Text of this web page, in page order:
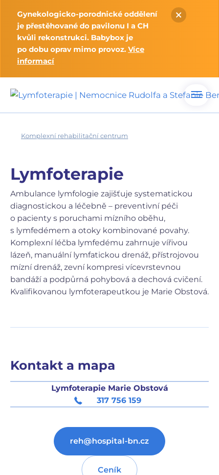
Gynekologicko-porodnické oddělení
je přestěhované do pavilonu I a CH
kvůli rekonstrukci. Babybox je
po dobu oprav mimo provoz. Více
informací
Komplexní rehabilitační centrum
Lymfoterapie
Ambulance lymfologie zajišťuje systematickou
diagnostickou a léčebně – preventivní péči
o pacienty s poruchami mízního oběhu,
s lymfedémem a otoky kombinované povahy.
Komplexní léčba lymfedému zahrnuje vířivou
lázeň, manuální lymfatickou drenáž, přístrojovou
mízní drenáž, zevní kompresi vícevrstevnou
bandáží a podpůrná pohybová a dechová cvičení.
Kvalifikovanou lymfoterapeutkou je Marie Obstová.
Kontakt a mapa
Lymfoterapie Marie Obstová
317 756 159
reh@hospital-bn.cz
Ceník